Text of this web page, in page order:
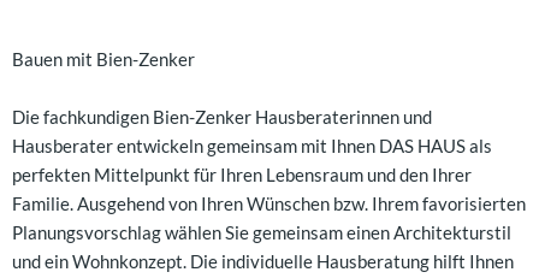
Bauen mit Bien-Zenker
Die fachkundigen Bien-Zenker Hausberaterinnen und
Hausberater entwickeln gemeinsam mit Ihnen DAS HAUS als
perfekten Mittelpunkt für Ihren Lebensraum und den Ihrer
Familie. Ausgehend von Ihren Wünschen bzw. Ihrem favorisierten
Planungsvorschlag wählen Sie gemeinsam einen Architekturstil
und ein Wohnkonzept. Die individuelle Hausberatung hilft Ihnen